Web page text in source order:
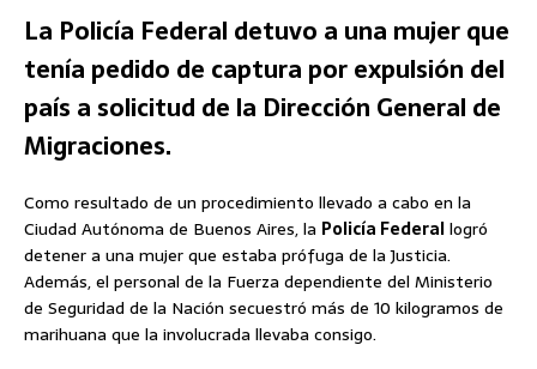
La Policía Federal detuvo a una mujer que
tenía pedido de captura por expulsión del
país a solicitud de la Dirección General de
Migraciones.
Como resultado de un procedimiento llevado a cabo en la
Ciudad Autónoma de Buenos Aires, la Policía Federallogró
detener a una mujer que estaba prófuga de la Justicia.
Además, el personal de la Fuerza dependiente del Ministerio
de Seguridad de la Nación secuestró más de 10 kilogramos de
marihuana que la involucrada llevaba consigo.